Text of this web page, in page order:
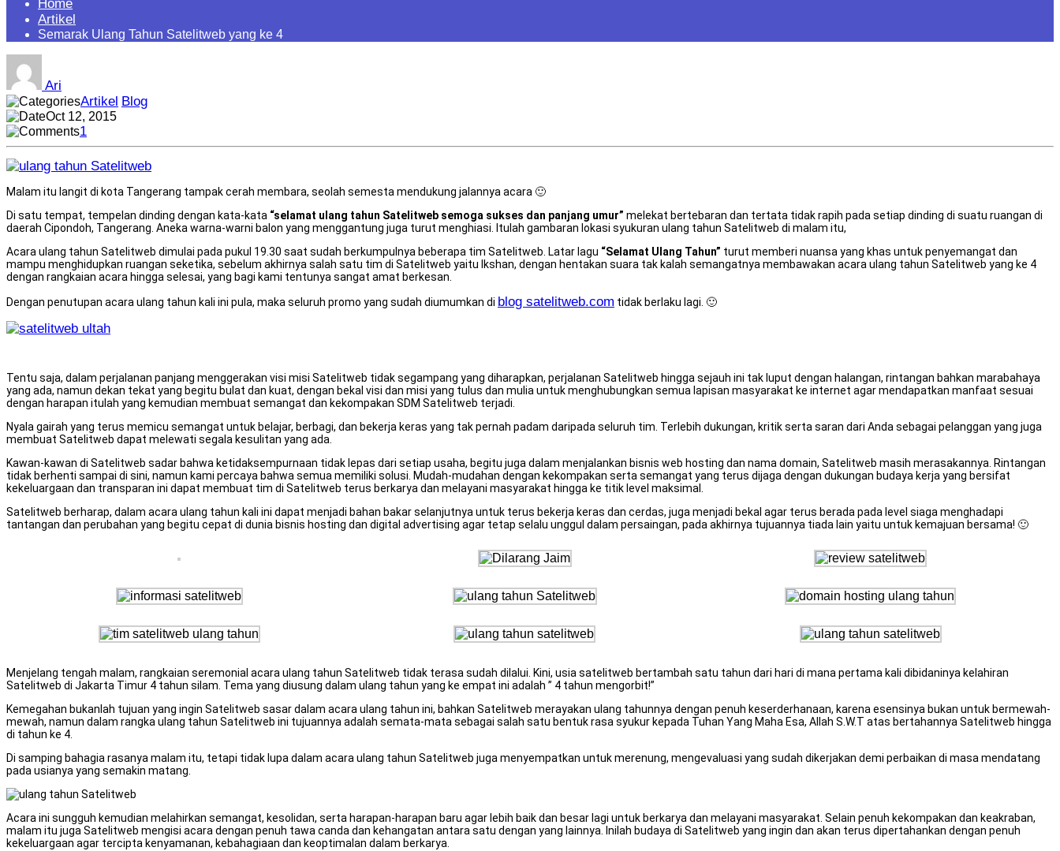
Home
Artikel
Semarak Ulang Tahun Satelitweb yang ke 4
Ari
Artikel Blog
Oct 12, 2015
1
Malam itu langit di kota Tangerang tampak cerah membara, seolah semesta mendukung jalannya acara 🙂
Di satu tempat, tempelan dinding dengan kata-kata “selamat ulang tahun Satelitweb semoga sukses dan panjang umur” melekat bertebaran dan tertata tidak rapih pada setiap dinding di suatu ruangan di
daerah Cipondoh, Tangerang. Aneka warna-warni balon yang menggantung juga turut menghiasi. Itulah gambaran lokasi syukuran ulang tahun Satelitweb di malam itu,
Acara ulang tahun Satelitweb dimulai pada pukul 19.30 saat sudah berkumpulnya beberapa tim Satelitweb. Latar lagu “Selamat Ulang Tahun” turut memberi nuansa yang khas untuk penyemangat dan
mampu menghidupkan ruangan seketika, sebelum akhirnya salah satu tim di Satelitweb yaitu Ikshan, dengan hentakan suara tak kalah semangatnya membawakan acara ulang tahun Satelitweb yang ke 4
dengan rangkaian acara hingga selesai, yang bagi kami tentunya sangat amat berkesan.
Dengan penutupan acara ulang tahun kali ini pula, maka seluruh promo yang sudah diumumkan di blog satelitweb.com tidak berlaku lagi. 🙂
Tentu saja, dalam perjalanan panjang menggerakan visi misi Satelitweb tidak segampang yang diharapkan, perjalanan Satelitweb hingga sejauh ini tak luput dengan halangan, rintangan bahkan marabahaya
yang ada, namun dekan tekat yang begitu bulat dan kuat, dengan bekal visi dan misi yang tulus dan mulia untuk menghubungkan semua lapisan masyarakat ke internet agar mendapatkan manfaat sesuai
dengan harapan itulah yang kemudian membuat semangat dan kekompakan SDM Satelitweb terjadi.
Nyala gairah yang terus memicu semangat untuk belajar, berbagi, dan bekerja keras yang tak pernah padam daripada seluruh tim. Terlebih dukungan, kritik serta saran dari Anda sebagai pelanggan yang juga
membuat Satelitweb dapat melewati segala kesulitan yang ada.
Kawan-kawan di Satelitweb sadar bahwa ketidaksempurnaan tidak lepas dari setiap usaha, begitu juga dalam menjalankan bisnis web hosting dan nama domain, Satelitweb masih merasakannya. Rintangan
tidak berhenti sampai di sini, namun kami percaya bahwa semua memiliki solusi. Mudah-mudahan dengan kekompakan serta semangat yang terus dijaga dengan dukungan budaya kerja yang bersifat
kekeluargaan dan transparan ini dapat membuat tim di Satelitweb terus berkarya dan melayani masyarakat hingga ke titik level maksimal.
Satelitweb berharap, dalam acara ulang tahun kali ini dapat menjadi bahan bakar selanjutnya untuk terus bekerja keras dan cerdas, juga menjadi bekal agar terus berada pada level siaga menghadapi
tantangan dan perubahan yang begitu cepat di dunia bisnis hosting dan digital advertising agar tetap selalu unggul dalam persaingan, pada akhirnya tujuannya tiada lain yaitu untuk kemajuan bersama! 🙂
Menjelang tengah malam, rangkaian seremonial acara ulang tahun Satelitweb tidak terasa sudah dilalui. Kini, usia satelitweb bertambah satu tahun dari hari di mana pertama kali dibidaninya kelahiran
Satelitweb di Jakarta Timur 4 tahun silam. Tema yang diusung dalam ulang tahun yang ke empat ini adalah ” 4 tahun mengorbit!”
Kemegahan bukanlah tujuan yang ingin Satelitweb sasar dalam acara ulang tahun ini, bahkan Satelitweb merayakan ulang tahunnya dengan penuh keserderhanaan, karena esensinya bukan untuk bermewah-
mewah, namun dalam rangka ulang tahun Satelitweb ini tujuannya adalah semata-mata sebagai salah satu bentuk rasa syukur kepada Tuhan Yang Maha Esa, Allah S.W.T atas bertahannya Satelitweb hingga
di tahun ke 4.
Di samping bahagia rasanya malam itu, tetapi tidak lupa dalam acara ulang tahun Satelitweb juga menyempatkan untuk merenung, mengevaluasi yang sudah dikerjakan demi perbaikan di masa mendatang
pada usianya yang semakin matang.
Acara ini sungguh kemudian melahirkan semangat, kesolidan, serta harapan-harapan baru agar lebih baik dan besar lagi untuk berkarya dan melayani masyarakat. Selain penuh kekompakan dan keakraban,
malam itu juga Satelitweb mengisi acara dengan penuh tawa canda dan kehangatan antara satu dengan yang lainnya. Inilah budaya di Satelitweb yang ingin dan akan terus dipertahankan dengan penuh
kekeluargaan agar tercipta kenyamanan, kebahagiaan dan keoptimalan dalam berkarya.